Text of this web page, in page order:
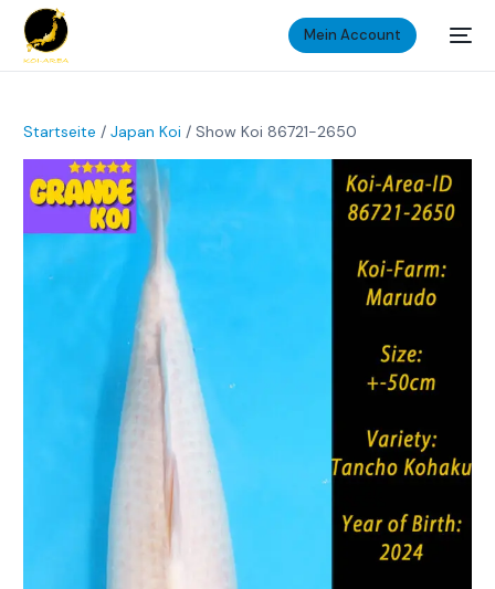
Mein Account
Startseite /Japan Koi / Show Koi 86721-2650